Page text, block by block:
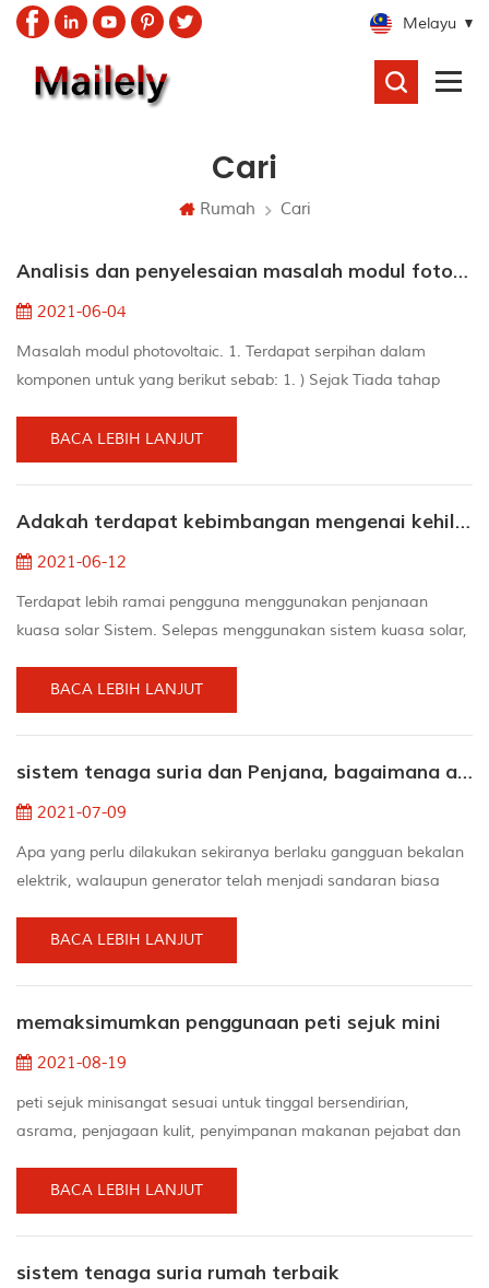
Melayu
Cari
Rumah Cari
Analisis dan penyelesaian masalah modul fotovoltaik biasa
2021-06-04
Masalah modul photovoltaic. 1. Terdapat serpihan dalam
komponen untuk yang berikut sebab: 1. ) Sejak Tiada tahap
kepingan bateri dihancurkan apabila Vacuuming. 2. ) Pada
mulanya, hirisan bateri telah disembunyikan, dan ditambah
) Apabila Mengangkat komponen, masalah isyarat
menyebabk...
BACA LEBIH LANJUT
Adakah terdapat kebimbangan mengenai kehilangan kuasa selepas menggunakan sistem kuasa solar
2021-06-12
Terdapat lebih ramai pengguna menggunakan penjanaan
kuasa solar Sistem. Selepas menggunakan sistem kuasa solar,
memenuhi Harapan. Untuk Contohnya, sesetengah orang
memasang 3kw Sistem kuasa solar., tetapi hanya
Mengapa? yang mencuri saya Elektrik? Terdapat berikut aspek:
Voltan wayar b...
BACA LEBIH LANJUT
sistem tenaga suria dan Penjana, bagaimana adakah anda memilih
2021-07-09
Apa yang perlu dilakukan sekiranya berlaku gangguan bekalan
elektrik, walaupun generator telah menjadi sandaran biasa
tenaga suriakini merupakan pilihan yang lebih sesuai
dipertimbangkan oleh pemilik rumah. 1. bunyi: penjana pada
mereka masih boleh mengeluarkan bunyi kuat. Untuk orang
yang pa...
BACA LEBIH LANJUT
memaksimumkan penggunaan peti sejuk mini
2021-08-19
peti sejuk minisangat sesuai untuk tinggal bersendirian,
asrama, penjagaan kulit, penyimpanan makanan pejabat dan
ruang peti sejuk mini apabila makanan menghalang aliran
udara, ia menjadikan peti sejuk mini lebih sukar untuk berfungsi
daripada yang lain.sebenarnya, minuman seperti si...
BACA LEBIH LANJUT
sistem tenaga suria rumah terbaik